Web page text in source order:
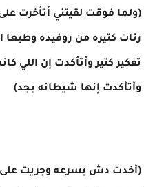
(ولما فوقت لقيتني أتأخرت
رنات كتيره من روفيده
تفكير كتير وأتأكدت إن اللي
وأتأكدت إنها شيطانه بجد)
(أخدت دش بسرعه وجريت